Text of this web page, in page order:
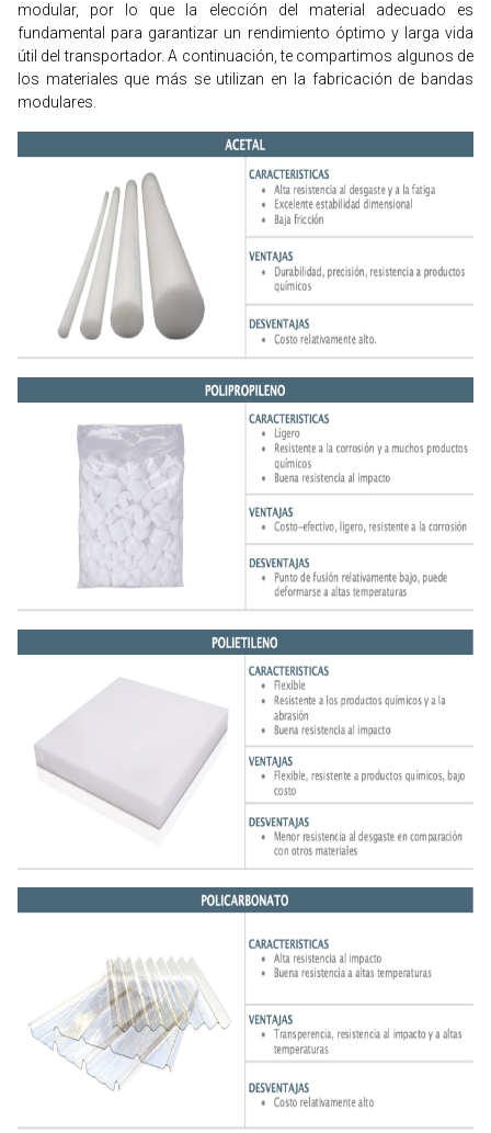
modular, por lo que la elección del material adecuado es
fundamental para garantizar un rendimiento óptimo y larga vida
útil del transportador. A continuación, te compartimos algunos de
los materiales que más se utilizan en la fabricación de bandas
modulares.